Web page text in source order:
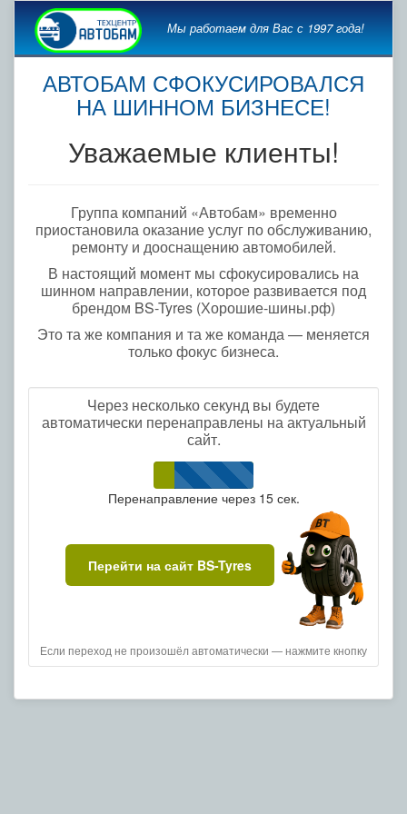
Мы работаем для Вас с 1997 года!
АВТОБАМ СФОКУСИРОВАЛСЯ
НА ШИННОМ БИЗНЕСЕ!
Уважаемые клиенты!
Группа компаний «Автобам» временно
приостановила оказание услуг по обслуживанию,
ремонту и дооснащению автомобилей.
В настоящий момент мы сфокусировались на
шинном направлении, которое развивается под
брендом BS-Tyres (Хорошие-шины.рф)
Это та же компания и та же команда — меняется
только фокус бизнеса.
Через несколько секунд вы будете
автоматически перенаправлены на актуальный
сайт.
Перенаправление через 15сек.
Перейти на сайт BS-Tyres
Если переход не произошёл автоматически — нажмите кнопку